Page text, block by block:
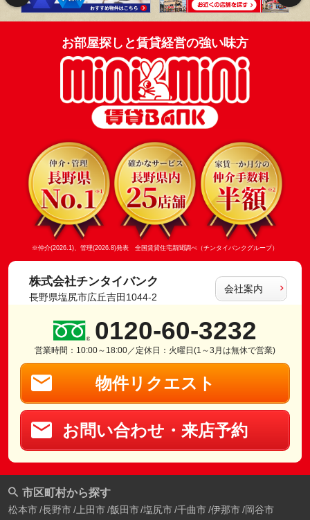
お部屋探しと賃貸経営の強い味方
※仲介(2026.1)、管理(2026.8)発表 全国賃貸住宅新聞調べ（チンタイバンクグループ）
株式会社チンタイバンク
長野県塩尻市広丘吉田1044-2
会社案内
0120-60-3232
営業時間：10:00～18:00／定休日：火曜日(1～3月は無休で営業)
物件リクエスト
お問い合わせ・来店予約
市区町村から探す
松本市 長野市 上田市 飯田市 塩尻市 千曲市 伊那市 岡谷市